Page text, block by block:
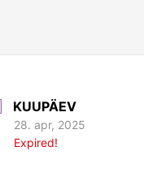
KUUPÄEV
28. apr, 2025
Expired!